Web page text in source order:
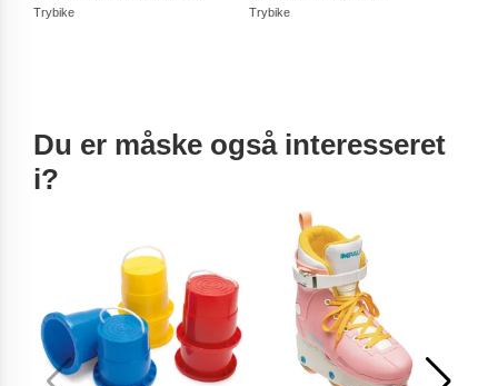
Trybike Trybike
Du er måske også interesseret
i?